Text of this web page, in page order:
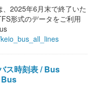
2025年6月末で終了いた
形式のデータをご利用
ス時刻表 / Bus